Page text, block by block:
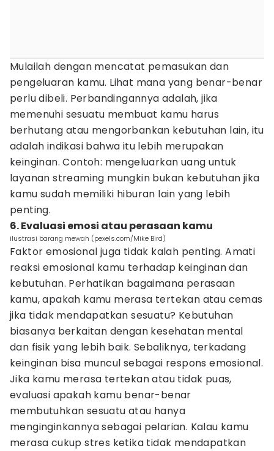
Mulailah dengan mencatat pemasukan dan
pengeluaran kamu. Lihat mana yang benar-benar
perlu dibeli. Perbandingannya adalah, jika
memenuhi sesuatu membuat kamu harus
berhutang atau mengorbankan kebutuhan lain, itu
adalah indikasi bahwa itu lebih merupakan
keinginan. Contoh: mengeluarkan uang untuk
layanan streaming mungkin bukan kebutuhan jika
kamu sudah memiliki hiburan lain yang lebih
penting.
6. Evaluasi emosi atau perasaan kamu
ilustrasi barang mewah (pexels.com/Mike Bird)
Faktor emosional juga tidak kalah penting. Amati
reaksi emosional kamu terhadap keinginan dan
kebutuhan. Perhatikan bagaimana perasaan
kamu, apakah kamu merasa tertekan atau cemas
jika tidak mendapatkan sesuatu? Kebutuhan
biasanya berkaitan dengan kesehatan mental
dan fisik yang lebih baik. Sebaliknya, terkadang
keinginan bisa muncul sebagai respons emosional.
Jika kamu merasa tertekan atau tidak puas,
evaluasi apakah kamu benar-benar
membutuhkan sesuatu atau hanya
menginginkannya sebagai pelarian. Kalau kamu
merasa cukup stres ketika tidak mendapatkan